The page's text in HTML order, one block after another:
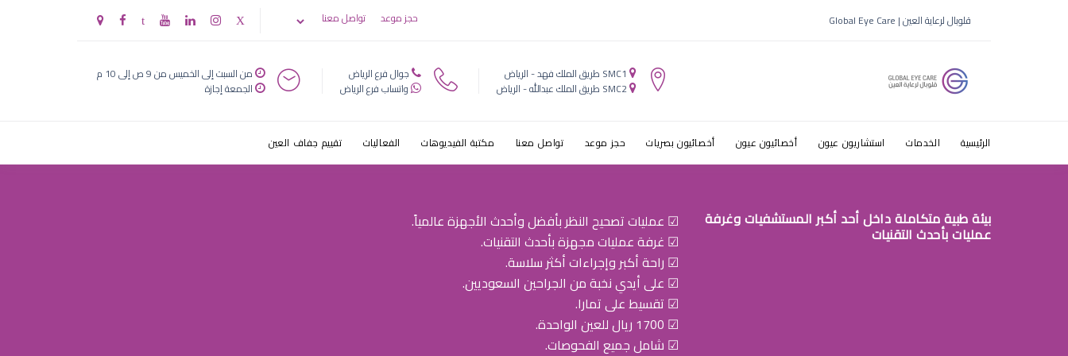
افضل دكتور عيون في السعودية
قلوبال لرعاية العين | Global Eye Care حجز موعد تواصل معنا
SMC1 طريق الملك فهد - الرياض
SMC2 طريق الملك عبدالله - الرياض
جوال فرع الرياض
واتساب فرع الرياض
من السبت إلى الخميس من 9 ص إلى 10 م
الجمعة إجازة
الرئيسية الخدمات استشاريون عيون أخصائيون عيون أخصائيون بصريات حجز موعد تواصل معنا مكتبة الفيديوهات الفعاليات تقييم جفاف العين
بيئة طبية متكاملة داخل أحد أكبر المستشفيات وغرفة
عمليات بأحدث التقنيات
☑ عمليات تصحيح النظر بأفضل وأحدث الأجهزة عالمياً.
☑ غرفة عمليات مجهزة بأحدث التقنيات.
☑ راحة أكبر وإجراءات أكثر سلاسة.
☑ على أيدي نخبة من الجراحين السعوديين.
☑ تقسيط على تمارا.
☑ 1700 ريال للعين الواحدة.
☑ شامل جميع الفحوصات.